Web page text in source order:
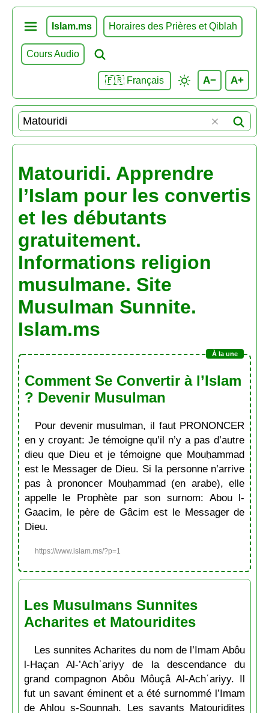
Islam.ms Horaires des Prières et Qiblah
Cours Audio
🇫🇷 Français A− A+
Matouridi. Apprendre
l’Islam pour les convertis
et les débutants
gratuitement.
Informations religion
musulmane. Site
Musulman Sunnite.
Islam.ms
Comment Se Convertir à l’Islam
? Devenir Musulman
Pour devenir musulman, il faut PRONONCER
en y croyant: Je témoigne qu’il n’y a pas d’autre
dieu que Dieu et je témoigne que Mouḥammad
est le Messager de Dieu. Si la personne n’arrive
pas à prononcer Mouḥammad (en arabe), elle
appelle le Prophète par son surnom: Abou l-
Gaacim, le père de Gâcim est le Messager de
Dieu.
https://www.islam.ms/?p=1
Les Musulmans Sunnites
Acharites et Matouridites
Les sunnites Acharites du nom de l’Imam Abôu
l-Haçan Al-’Achʿariyy de la descendance du
grand compagnon Abôu Môuçâ Al-Achʿariyy. Il
fut un savant éminent et a été surnommé l’Imam
de Ahlou s-Sounnah. Les savants Matouridites